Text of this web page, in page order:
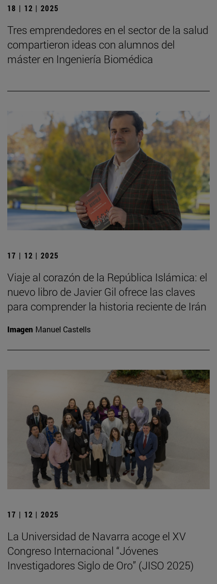
18 | 12 | 2025
Tres emprendedores en el sector de la salud
compartieron ideas con alumnos del
máster en Ingeniería Biomédica
17 | 12 | 2025
Viaje al corazón de la República Islámica: el
nuevo libro de Javier Gil ofrece las claves
para comprender la historia reciente de Irán
Imagen Manuel Castells
17 | 12 | 2025
La Universidad de Navarra acoge el XV
Congreso Internacional “Jóvenes
Investigadores Siglo de Oro” (JISO 2025)